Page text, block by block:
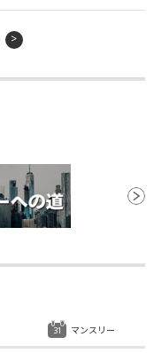
マンスリー